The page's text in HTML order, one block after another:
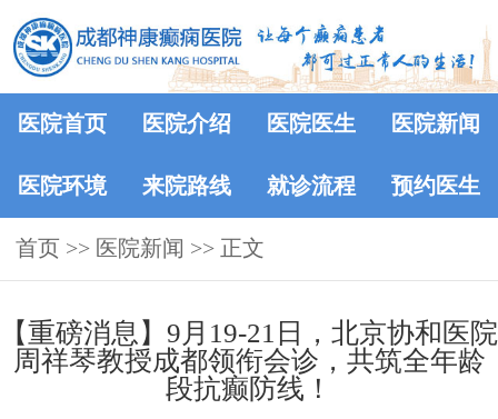
医院首页 医院介绍 医院医生 医院新闻
医院环境 来院路线 就诊流程 预约医生
首页 >> 医院新闻 >> 正文
【重磅消息】9月19-21日，北京协和医院
周祥琴教授成都领衔会诊，共筑全年龄
段抗癫防线！